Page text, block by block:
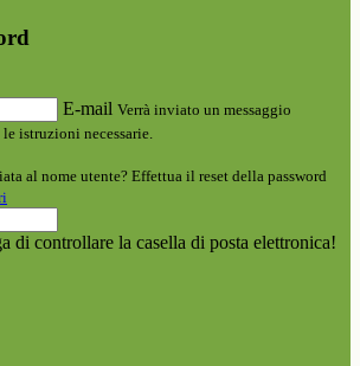
E-mail Verrà inviato un messaggio
istruzioni necessarie.
al nome utente? Effettua il reset della password
di controllare la casella di posta elettronica!